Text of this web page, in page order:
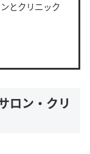
とクリニック
ロン・クリ